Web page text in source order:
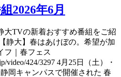
2026年6月
大TVの新着おすすめ番組をご紹
大】春はあけぼの。希望が加
フ｜春フェス
video/424/3297 4月25日（土）・
岡キャンパスで開催された 春